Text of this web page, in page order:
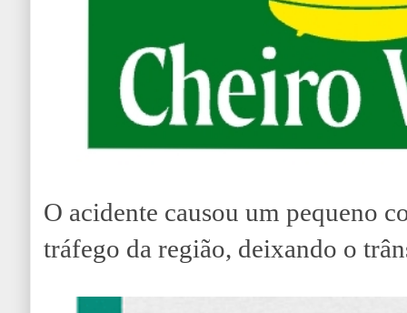
O acidente causou um pequeno
tráfego da região, deixando o